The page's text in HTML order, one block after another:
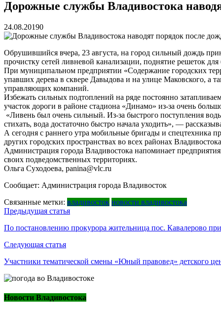
Бочин Сергей Витальевич 15.03.2026
Ходнева Василиса Валентиновна15.03.2026
Аксенов Александр Валентинович
Русинов Денис Александрович15.03.2026
Дорожные службы Владивостока
24.08.20190
Обрушившийся вчера, 23 августа, на город сильный дождь
прочистку сетей ливневой канализации, поднятие решеток
При муниципальном предприятии «Содержание городских
упавших дерева в сквере Давыдова и на улице Маковского, а
управляющих компаний.
Избежать сильных подтоплений на ряде постоянно
участок дороги в районе стадиона «Динамо» из-за очень
«Ливень был очень сильный. Из-за быстрого поступления
стихать, вода достаточно быстро начала уходить», —
А сегодня с раннего утра мобильные бригады и спецтехника
других городских пространствах во всех районах
Администрация города Владивостока напоминает
своих подведомственных территориях.
Ольга Суходоева, panina@vlc.ru
Сообщает: Администрация города Владивосток
Связанные метки: владивосток новости владивостока
Навигация
по
записям
Предыдущая статья
По постановлению прокурора жительница пос. Кавалерово
Следующая статья
Участники тематической смены «Юный правовед» детского
Новости Владивостока